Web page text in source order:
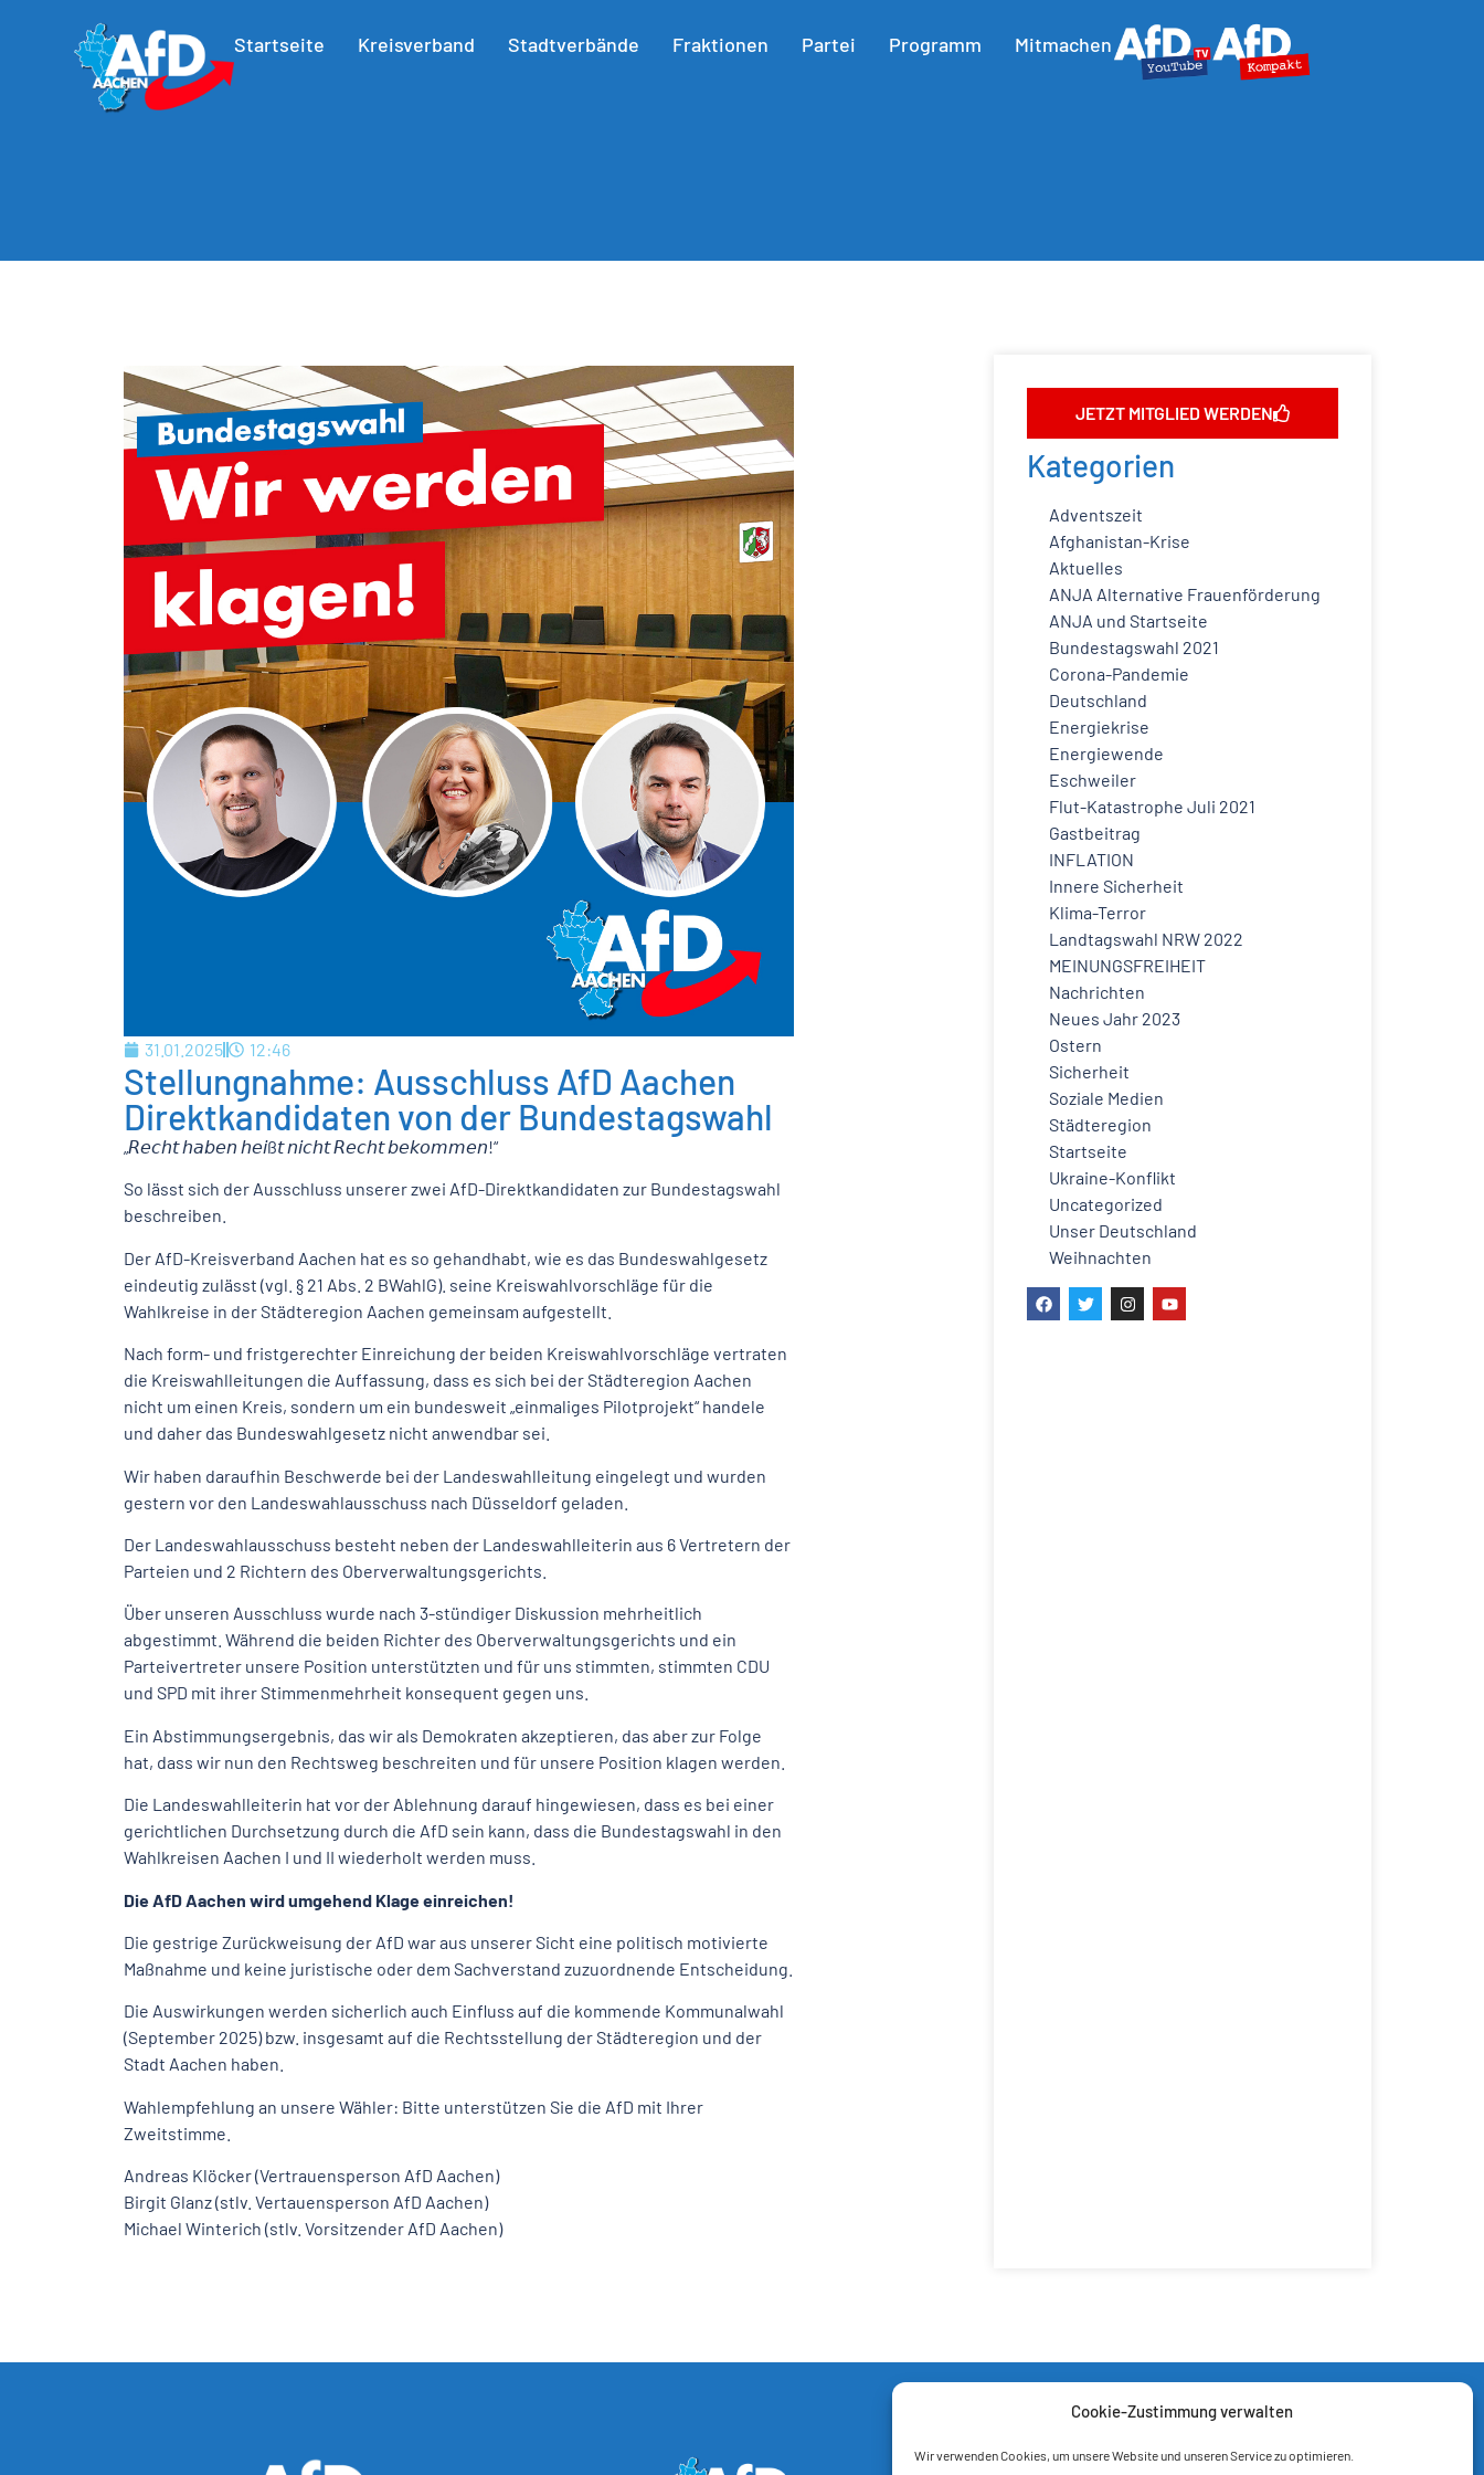
Cookie-Zustimmung verwalten
Wir verwenden Cookies, um unsere Website und unseren Service zu optimieren.
Startseite Kreisverband Stadtverbände Fraktionen Partei Programm Mitmachen
31.01.2025 12:46
Stellungnahme: Ausschluss AfD Aachen
Direktkandidaten von der Bundestagswahl
„𝘙𝘦𝘤𝘩𝘵 𝘩𝘢𝘣𝘦𝘯 𝘩𝘦𝘪ß𝘵 𝘯𝘪𝘤𝘩𝘵 𝘙𝘦𝘤𝘩𝘵 𝘣𝘦𝘬𝘰𝘮𝘮𝘦𝘯!“
So lässt sich der Ausschluss unserer zwei AfD-Direktkandidaten zur Bundestagswahl
beschreiben.
Der AfD-Kreisverband Aachen hat es so gehandhabt, wie es das Bundeswahlgesetz
eindeutig zulässt (vgl. § 21 Abs. 2 BWahlG). seine Kreiswahlvorschläge für die
Wahlkreise in der Städteregion Aachen gemeinsam aufgestellt.
Nach form- und fristgerechter Einreichung der beiden Kreiswahlvorschläge vertraten
die Kreiswahlleitungen die Auffassung, dass es sich bei der Städteregion Aachen
nicht um einen Kreis, sondern um ein bundesweit „einmaliges Pilotprojekt“ handele
und daher das Bundeswahlgesetz nicht anwendbar sei.
Wir haben daraufhin Beschwerde bei der Landeswahlleitung eingelegt und wurden
gestern vor den Landeswahlausschuss nach Düsseldorf geladen.
Der Landeswahlausschuss besteht neben der Landeswahlleiterin aus 6 Vertretern der
Parteien und 2 Richtern des Oberverwaltungsgerichts.
Über unseren Ausschluss wurde nach 3-stündiger Diskussion mehrheitlich
abgestimmt. Während die beiden Richter des Oberverwaltungsgerichts und ein
Parteivertreter unsere Position unterstützten und für uns stimmten, stimmten CDU
und SPD mit ihrer Stimmenmehrheit konsequent gegen uns.
Ein Abstimmungsergebnis, das wir als Demokraten akzeptieren, das aber zur Folge
hat, dass wir nun den Rechtsweg beschreiten und für unsere Position klagen werden.
Die Landeswahlleiterin hat vor der Ablehnung darauf hingewiesen, dass es bei einer
gerichtlichen Durchsetzung durch die AfD sein kann, dass die Bundestagswahl in den
Wahlkreisen Aachen I und II wiederholt werden muss.
Die AfD Aachen wird umgehend Klage einreichen!
Die gestrige Zurückweisung der AfD war aus unserer Sicht eine politisch motivierte
Maßnahme und keine juristische oder dem Sachverstand zuzuordnende Entscheidung.
Die Auswirkungen werden sicherlich auch Einfluss auf die kommende Kommunalwahl
(September 2025) bzw. insgesamt auf die Rechtsstellung der Städteregion und der
Stadt Aachen haben.
Wahlempfehlung an unsere Wähler: Bitte unterstützen Sie die AfD mit Ihrer
Zweitstimme.
Andreas Klöcker (Vertrauensperson AfD Aachen)
Birgit Glanz (stlv. Vertauensperson AfD Aachen)
Michael Winterich (stlv. Vorsitzender AfD Aachen)
JETZT MITGLIED WERDEN
Kategorien
Adventszeit
Afghanistan-Krise
Aktuelles
ANJA Alternative Frauenförderung
ANJA und Startseite
Bundestagswahl 2021
Corona-Pandemie
Deutschland
Energiekrise
Energiewende
Eschweiler
Flut-Katastrophe Juli 2021
Gastbeitrag
INFLATION
Innere Sicherheit
Klima-Terror
Landtagswahl NRW 2022
MEINUNGSFREIHEIT
Nachrichten
Neues Jahr 2023
Ostern
Sicherheit
Soziale Medien
Städteregion
Startseite
Ukraine-Konflikt
Uncategorized
Unser Deutschland
Weihnachten